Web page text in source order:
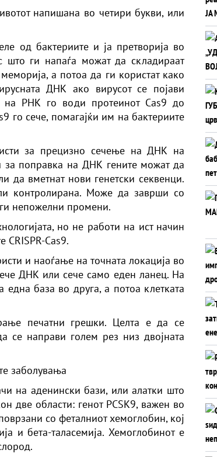
напишана во четири букви, или
од бактериите и ја претворија во
што ги напаѓа можат да складираат
а потоа да ги користат како
ДНК ако вирусот се појави
на РНК го води протеинот Cas9 до
го сече, помагајќи им на бактериите
за прецизно сечење на ДНК на
поправка на ДНК гените можат да
да вметнат нови генетски секвенци.
контролирана. Може да заврши со
непожелни промени.
но не работи на ист начин
CRISPR-Cas9.
и наоѓање на точната локација во
ДНК или сече само еден ланец. На
база во друга, а потоа клетката
печатни грешки. Целта е да се
се направи голем рез низ двојната
заболувања
на аденински бази, или алатки што
две области: генот PCSK9, важен во
со феталниот хемоглобин, кој
и бета-таласемија. Хемоглобинот е